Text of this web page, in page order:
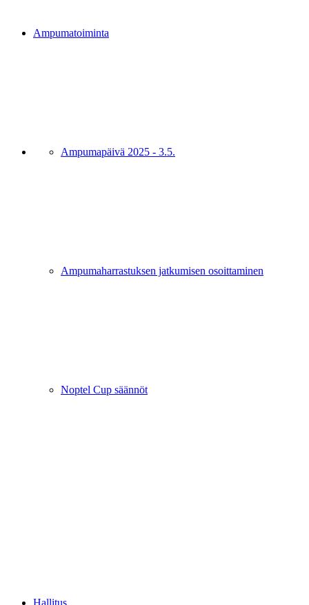
Ampumatoiminta
Ampumapäivä 2025 - 3.5.
Ampumaharrastuksen jatkumisen osoittaminen
Noptel Cup säännöt
Hallitus